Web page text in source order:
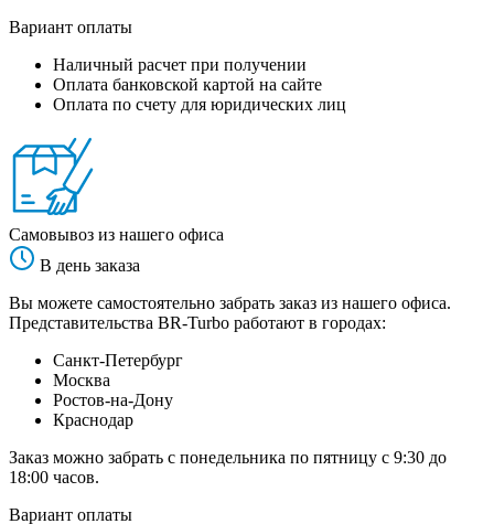
Вариант оплаты
Наличный расчет при получении
Оплата банковской картой на сайте
Оплата по счету для юридических лиц
Самовывоз из нашего офиса
В день заказа
Вы можете самостоятельно забрать заказ из нашего офиса.
Представительства BR-Turbo работают в городах:
Санкт-Петербург
Москва
Ростов-на-Дону
Краснодар
Заказ можно забрать с понедельника по пятницу с 9:30 до
18:00 часов.
Вариант оплаты